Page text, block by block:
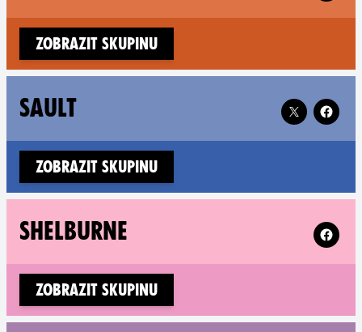
Zobrazit skupinu
SAULT Follow XR
Zobrazit skupinu
SHELBURNE Follow
Zobrazit skupinu